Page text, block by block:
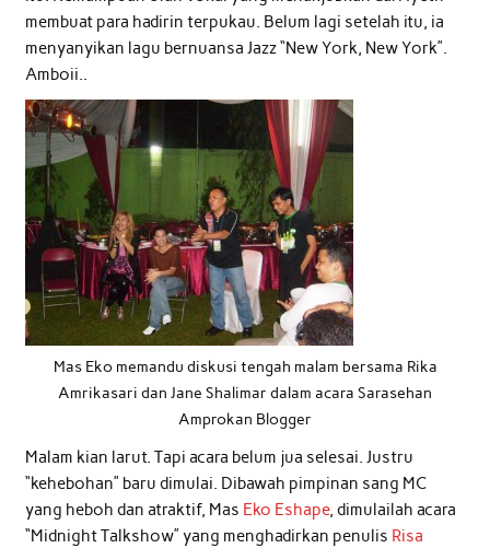
membuat para hadirin terpukau. Belum lagi setelah itu, ia
menyanyikan lagu bernuansa Jazz “New York, New York”.
Amboii..
Mas Eko memandu diskusi tengah malam bersama Rika
Amrikasari dan Jane Shalimar dalam acara Sarasehan
Amprokan Blogger
Malam kian larut. Tapi acara belum jua selesai. Justru
“kehebohan” baru dimulai. Dibawah pimpinan sang MC
yang heboh dan atraktif, Mas Eko Eshape, dimulailah acara
“Midnight Talkshow” yang menghadirkan penulis Risa